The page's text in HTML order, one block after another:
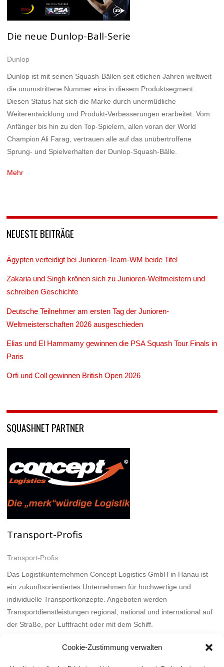
Cookie-Zustimmung verwalten
Die neue Dunlop-Ball-Serie
Dunlop
Dunlop ist mit seinen Squash-Bällen seit etlichen Jahren weltweit
die unumstrittene Nummer eins in diesem Produktsegment.
Diesen Status hat sich die Marke durch unermüdliche
Weiterentwicklung und Produkt-Verbesserungen erarbeitet. Vom
Anfänger bis hin zu den Top-Spielern, allen voran der World
Champion Ali Farag, vertrauen alle auf das unübertroffene
Sprung- und Spielverhalten der Dunlop-Squash-Bälle.
Mehr
NEUESTE BEITRÄGE
Ägypten verteidigt bei Junioren-Team-WM beide Titel
Zakaria und Singh krönen sich zu Junioren-Weltmeistern und
schreiben Geschichte
Deutsche Teilnehmer am ersten Tag der Junioren-
Weltmeisterschaften 2026 ausgeschieden
Elias und El Hammamy gewinnen die PSA Squash Tour Finals in
Paris
Orfi und Coll gewinnen British Open 2026
SQUASHNET PARTNER
Transport-Profis
Transport-Profis
Das Logistikunternehmen Concept Logistics GmbH in Hanau ist
ein zukunftsorientiertes Unternehmen für hochwertige und
individuelle Transportkonzepte. Angeboten werden
Transportdienstleistungen regional, national und international auf
der Straße, per Luftfracht oder mit dem Schiff.